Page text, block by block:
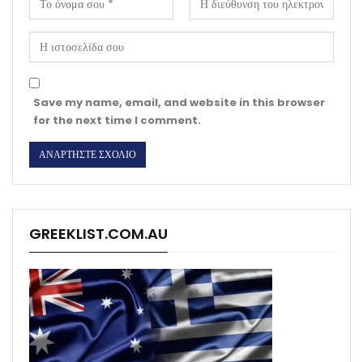
Save my name, email, and website in this browser
for the next time I comment.
GREEKLIST.COM.AU